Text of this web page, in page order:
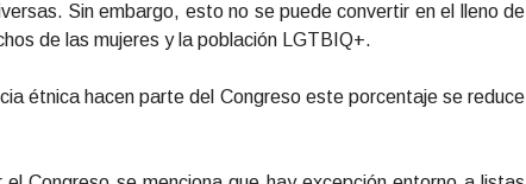
Sin embargo, esto no se puede convertir en el lleno de
de las mujeres y la población LGTBIQ+.
étnica hacen parte del Congreso este porcentaje se reduce